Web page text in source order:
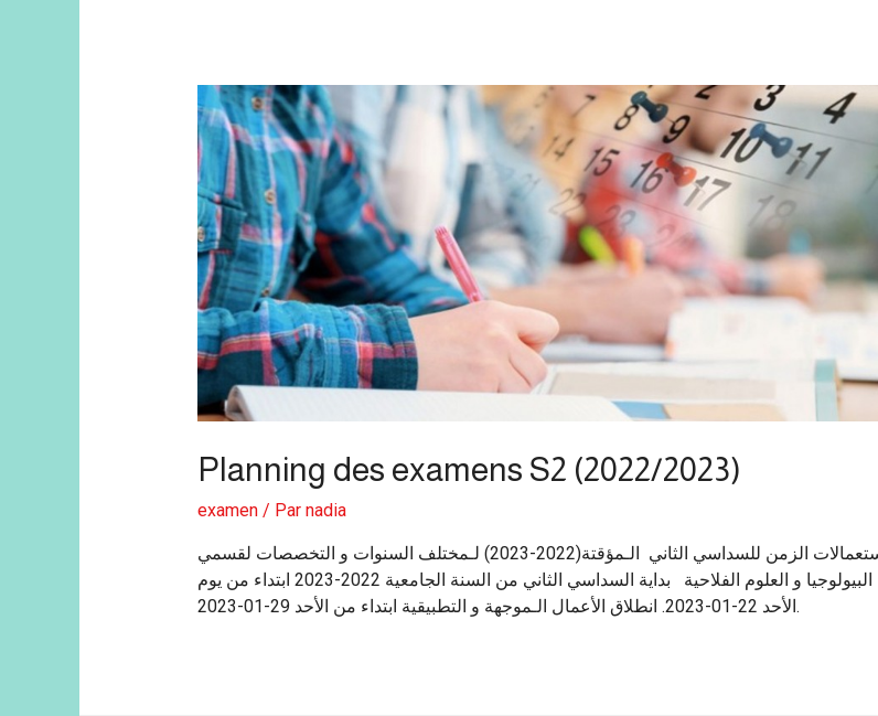
Planning des examens S2 (2022/2023)
examen/ Par nadia
استعمالات الزمن للسداسي الثاني الـمؤقتة(2022-2023) لـمختلف السنوات و التخصصات لقسمي
البيولوجيا و العلوم الفلاحية بداية السداسي الثاني من السنة الجامعية 2022-2023 ابتداء من يوم
الأحد 22-01-2023. انطلاق الأعمال الـموجهة و التطبيقية ابتداء من الأحد 29-01-2023.